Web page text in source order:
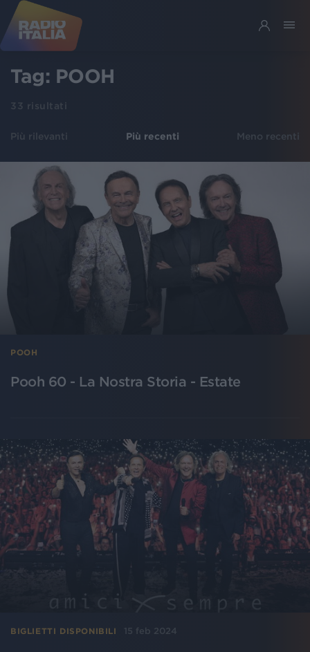
Tag: POOH
33 risultati
Più rilevanti Più recenti Meno recenti
POOH
Pooh 60 - La Nostra Storia - Estate
BIGLIETTI DISPONIBILI 15 feb 2024